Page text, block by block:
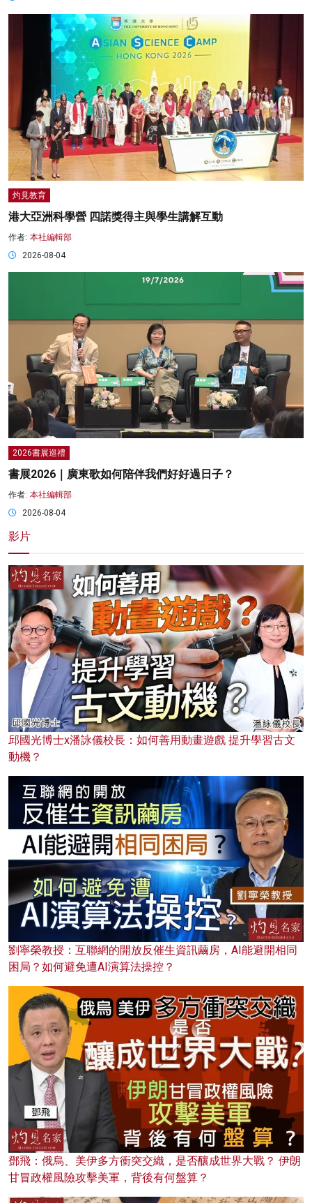
灼見教育
港大亞洲科學營 四諾獎得主與學生講解互動
作者: 本社編輯部
2026-08-04
2026書展巡禮
書展2026｜廣東歌如何陪伴我們好好過日子？
作者: 本社編輯部
2026-08-04
影片
邱國光博士x潘詠儀校長：如何善用動畫遊戲 提升學習古文
動機？
劉寧榮教授：互聯網的開放反催生資訊繭房，AI能避開相同
困局？如何避免遭AI演算法操控？
鄧飛：俄烏、美伊多方衝突交織，是否釀成世界大戰？ 伊朗
甘冒政權風險攻擊美軍，背後有何盤算？